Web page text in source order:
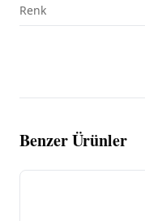
Renk
Benzer Ürünler